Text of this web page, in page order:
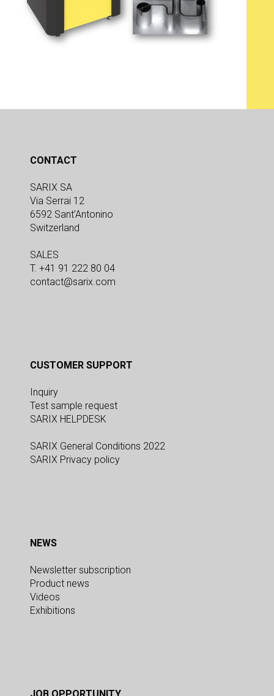
CONTACT
SARIX SA
Via Serrai 12
6592 Sant’Antonino
Switzerland
SALES
T. +41 91 222 80 04
contact@sarix.com
CUSTOMER SUPPORT
Inquiry
Test sample request
SARIX HELPDESK
SARIX General Conditions 2022
SARIX Privacy policy
NEWS
Newsletter subscription
Product news
Videos
Exhibitions
JOB OPPORTUNITY